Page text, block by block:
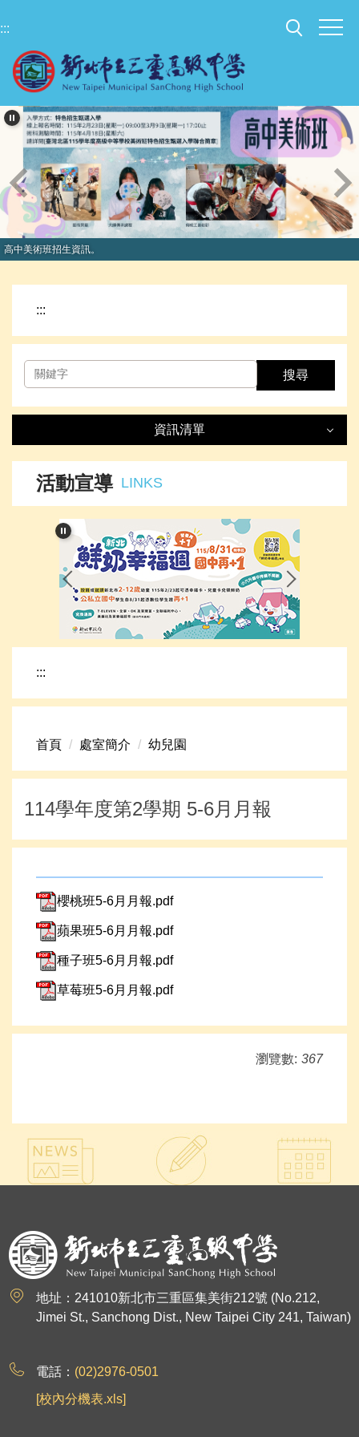
到
要
內
容
區
:::
高中美術班招生資訊。
:::
搜尋
資訊清單
資訊清單 LIST
最新消息
處室簡介
榮譽事項
下載專區
網路資源
新生專區
學校組織
活動宣導 LINKS
:::
首頁 處室簡介 幼兒園
114學年度第2學期 5-6月月報
櫻桃班5-6月月報.pdf
蘋果班5-6月月報.pdf
種子班5-6月月報.pdf
草莓班5-6月月報.pdf
瀏覽數: 367
地址：241010新北市三重區集美街212號 (No.212,
Jimei St., Sanchong Dist., New Taipei City 241, Taiwan)
電話： (02)2976-0501
[校內分機表.xls]